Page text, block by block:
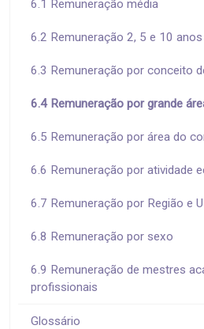
6.1 Remuneração média
6.2 Remuneração 2, 5 e 10
6.3 Remuneração por conceito
6.4 Remuneração por grande
6.5 Remuneração por área do
6.6 Remuneração por atividade
6.7 Remuneração por Região e
6.8 Remuneração por sexo
6.9 Remuneração de mestres
profissionais
Glossário